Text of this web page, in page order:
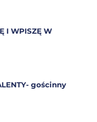
I WPISZĘ W
gościnny